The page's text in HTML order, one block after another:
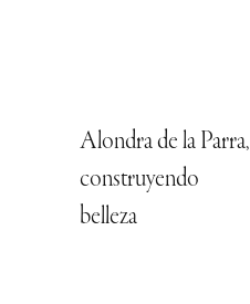
Alondra de la Parra,
construyendo
belleza